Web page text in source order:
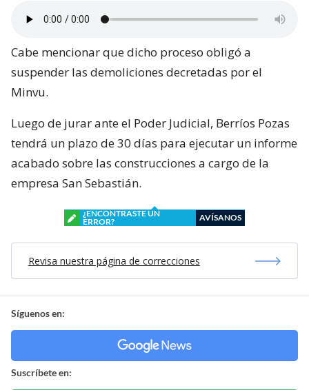
Cabe mencionar que dicho proceso obligó a
suspender las demoliciones decretadas por el
Minvu.
Luego de jurar ante el Poder Judicial, Berríos Pozas
tendrá un plazo de 30 días para ejecutar un informe
acabado sobre las construcciones a cargo de la
empresa San Sebastián.
¿ENCONTRASTE UN
ERROR?
AVÍSANOS
Revisa nuestra página de correcciones
Síguenos en:
Suscríbete en: